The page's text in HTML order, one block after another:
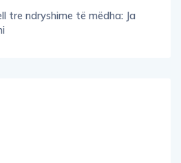
tre ndryshime të mëdha: Ja